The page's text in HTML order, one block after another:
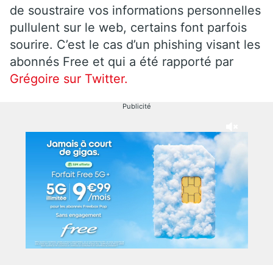
de soustraire vos informations personnelles
pullulent sur le web, certains font parfois
sourire. C’est le cas d’un phishing visant les
abonnés Free et qui a été rapporté par
Grégoire sur Twitter.
Publicité